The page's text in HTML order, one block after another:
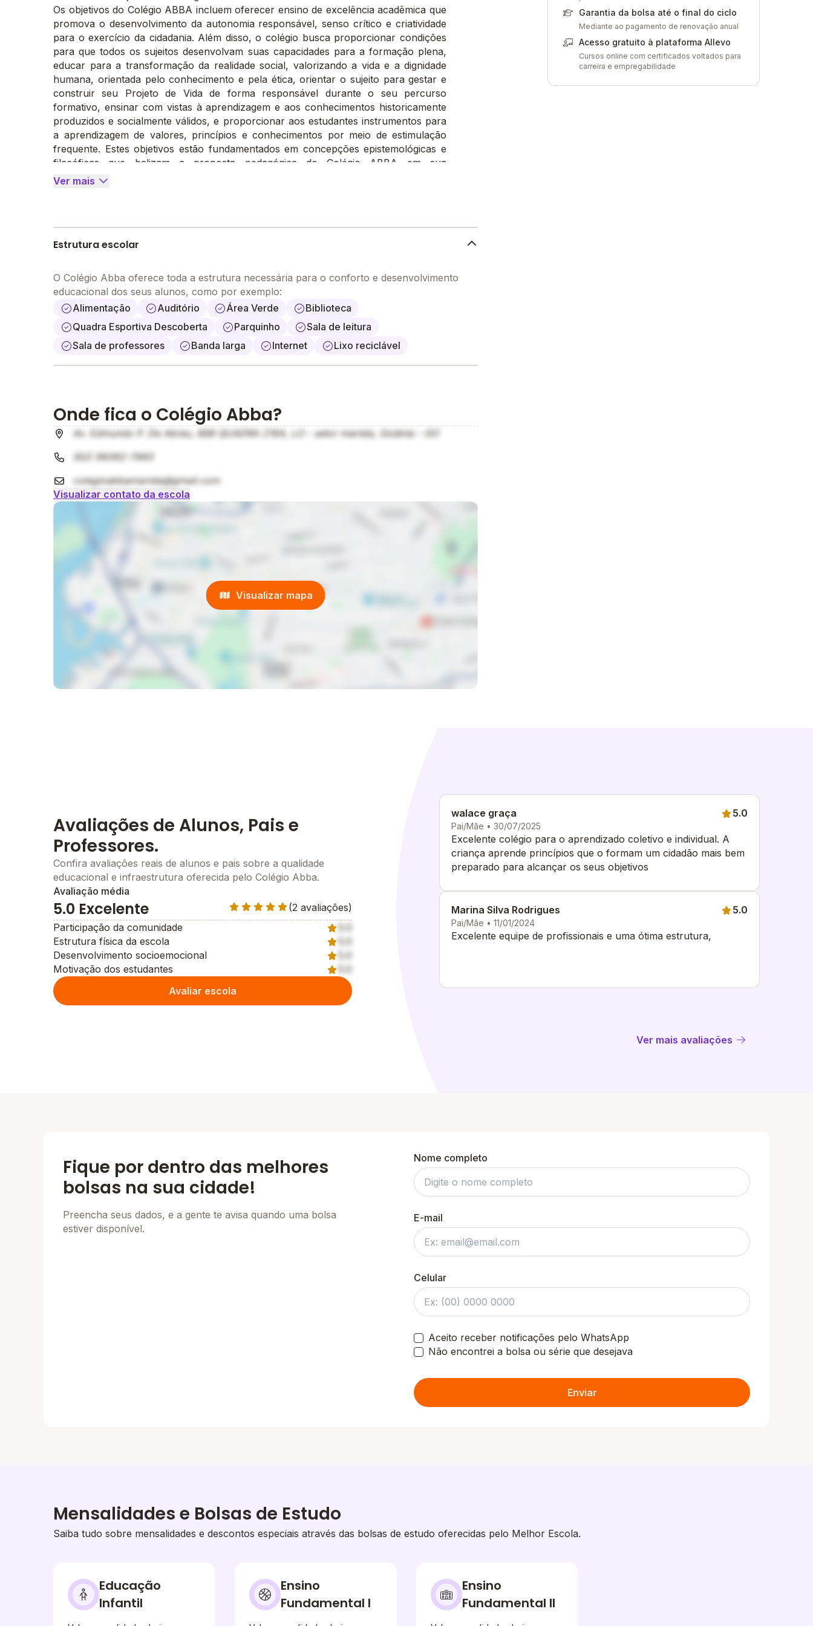
Garantia da bolsa até o final do ciclo
Mediante ao pagamento de renovação anual
Acesso gratuito à plataforma Allevo
Cursos online com certificados voltados para
carreira e empregabilidade
Os objetivos do Colégio ABBA incluem oferecer ensino de excelência acadêmica que
promova o desenvolvimento da autonomia responsável, senso crítico e criatividade
para o exercício da cidadania. Além disso, o colégio busca proporcionar condições
para que todos os sujeitos desenvolvam suas capacidades para a formação plena,
educar para a transformação da realidade social, valorizando a vida e a dignidade
humana, orientada pelo conhecimento e pela ética, orientar o sujeito para gestar e
construir seu Projeto de Vida de forma responsável durante o seu percurso
formativo, ensinar com vistas à aprendizagem e aos conhecimentos historicamente
produzidos e socialmente válidos, e proporcionar aos estudantes instrumentos para
a aprendizagem de valores, princípios e conhecimentos por meio de estimulação
frequente. Estes objetivos estão fundamentados em concepções epistemológicas e
filosóficas que balizam a proposta pedagógica do Colégio ABBA em sua
materialização sistemática.
Ver mais
Estrutura escolar
O Colégio Abba oferece toda a estrutura necessária para o conforto e desenvolvimento
educacional dos seus alunos, como por exemplo:
Alimentação
Auditório Área Verde
Biblioteca
Quadra Esportiva Descoberta
Parquinho
Sala de leitura
Sala de professores
Banda larga Internet Lixo reciclável
Onde fica o Colégio Abba?
Av. Edmundo P. De Abreu, 888 QUADRA 216A, LO - setor marista, Goiânia - GO
(62) 99392-7993
colegioabbamarista@gmail.com
Visualizar contato da escola
Visualizar mapa
Avaliações de Alunos, Pais e
Professores.
Confira avaliações reais de alunos e pais sobre a qualidade
educacional e infraestrutura oferecida pelo Colégio Abba.
Avaliação média
5.0 Excelente
(2 avaliações)
Participação da comunidade
Estrutura física da escola
Desenvolvimento socioemocional
Motivação dos estudantes
Avaliar escola
walace graça
Pai/Mãe • 30/07/2025
5.0
Excelente colégio para o aprendizado coletivo e individual. A
criança aprende princípios que o formam um cidadão mais bem
preparado para alcançar os seus objetivos
Marina Silva Rodrigues
Pai/Mãe • 11/01/2024
5.0
Excelente equipe de profissionais e uma ótima estrutura,
Ver mais avaliações
Fique por dentro das melhores
bolsas na sua cidade!
Preencha seus dados, e a gente te avisa quando uma bolsa
estiver disponível.
Nome completo
E-mail
Celular
Aceito receber notificações pelo WhatsApp
Não encontrei a bolsa ou série que desejava
Enviar
Mensalidades e Bolsas de Estudo
Saiba tudo sobre mensalidades e descontos especiais através das bolsas de estudo oferecidas pelo Melhor Escola.
Educação
Infantil
Ensino
Fundamental I
Ensino
Fundamental II